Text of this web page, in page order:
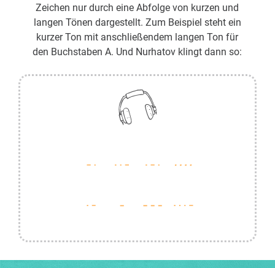
Zeichen nur durch eine Abfolge von kurzen und
langen Tönen dargestellt. Zum Beispiel steht ein
kurzer Ton mit anschließendem langen Ton für
den Buchstaben A. Und Nurhatov klingt dann so: